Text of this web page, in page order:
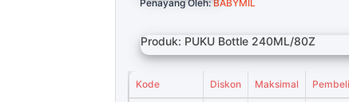
Penayang Oleh:BABYMIL
Produk: PUKU Bottle 240ML/80Z
Kode Diskon Maksimal